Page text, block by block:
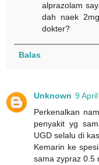
alprazolam
dah naek
dokter?
Balas
Unknown 9
Perkenalkan
penyakit yg
UGD selalu di
Kemarin ke
sama zypraz 0.5